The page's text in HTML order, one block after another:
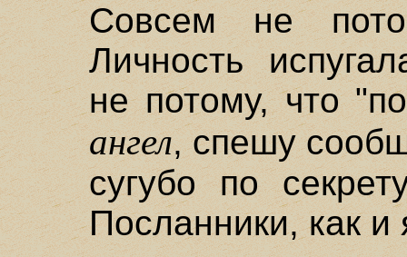
Совсем не
Личность
не потому, что
ангел, спешу
сугубо по
Посланники, как и